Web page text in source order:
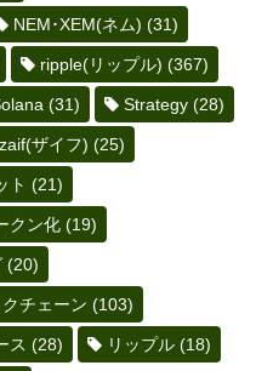
NEM･XEM(ネム) (31)
ripple(リップル) (367)
(31) Strategy (28)
zaif(ザイフ) (25)
ト (21)
クン化 (19)
(20)
チェーン (103)
ス (28) リップル (18)